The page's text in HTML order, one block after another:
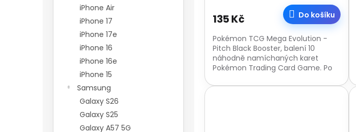
iPhone Air
iPhone 17
iPhone 17e
iPhone 16
iPhone 16e
iPhone 15
Samsung
Galaxy S26
Galaxy S25
Galaxy A57 5G
135 Kč Do košíku
Pokémon TCG Mega Evolution -
Pitch Black Booster, balení 10
náhodně namíchaných karet
Pokémon Trading Card Game. Po